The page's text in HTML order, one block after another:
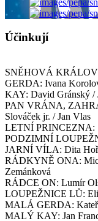
Účinkují
SNĚHOVÁ
GERDA: Ivana
KAY: David Gránský /
PAN VRÁNA,
Slováček jr. / Jan Vlas
LETNÍ PRINCEZNA:
PODZIMNÍ
JARNÍ VÍLA: Dita
RÁDKYNĚ ONA:
Zemánková
RÁDCE ON: Lumír
LOUPEŽNICE LŮ:
MALÁ GERDA:
MALÝ KAY: Jan